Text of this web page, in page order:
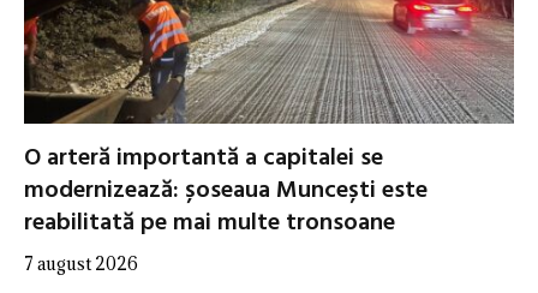
O arteră importantă a capitalei se
modernizează: șoseaua Muncești este
reabilitată pe mai multe tronsoane
7 august 2026